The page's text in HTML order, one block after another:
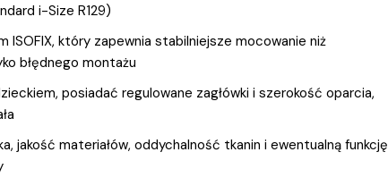
i-Size R129)
który zapewnia stabilniejsze mocowanie niż
błędnego montażu
posiadać regulowane zagłówki i szerokość oparcia,
jakość materiałów, oddychalność tkanin i ewentualną funkcję